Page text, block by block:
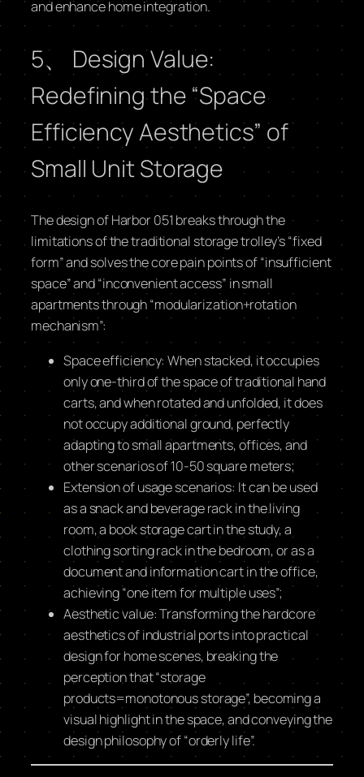
and enhance home integration.
5、 Design Value:
Redefining the “Space
Efficiency Aesthetics” of
Small Unit Storage
The design of Harbor 051 breaks through the
limitations of the traditional storage trolley’s “fixed
form” and solves the core pain points of “insufficient
space” and “inconvenient access” in small
apartments through “modularization+rotation
mechanism”:
Space efficiency: When stacked, it occupies
only one-third of the space of traditional hand
carts, and when rotated and unfolded, it does
not occupy additional ground, perfectly
adapting to small apartments, offices, and
other scenarios of 10-50 square meters;
Extension of usage scenarios: It can be used
as a snack and beverage rack in the living
room, a book storage cart in the study, a
clothing sorting rack in the bedroom, or as a
document and information cart in the office,
achieving “one item for multiple uses”;
Aesthetic value: Transforming the hardcore
aesthetics of industrial ports into practical
design for home scenes, breaking the
perception that “storage
products=monotonous storage”, becoming a
visual highlight in the space, and conveying the
design philosophy of “orderly life”.